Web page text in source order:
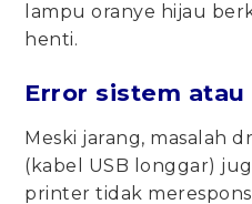
lampu oranye hijau
henti.
Error sistem
Meski jarang, masalah
(kabel USB longgar)
printer tidak